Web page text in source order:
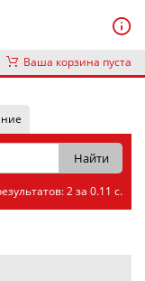
Ваша корзина пуста
2 за 0.11 с.